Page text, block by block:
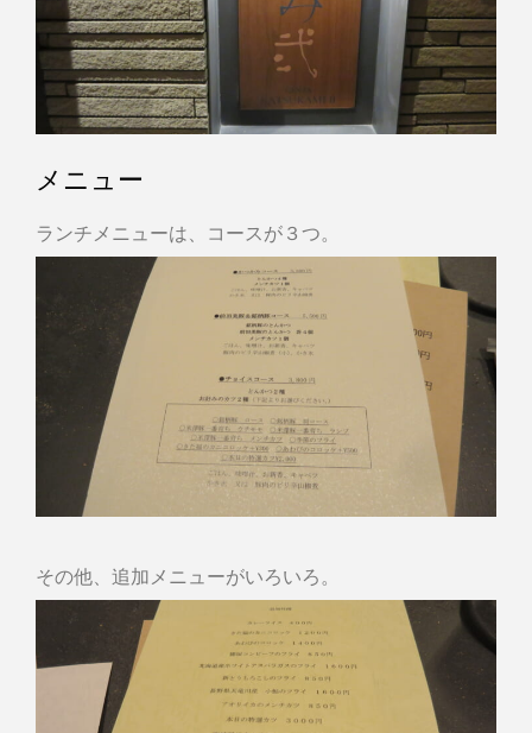
メニュー
ランチメニューは、コースが３つ。
その他、追加メニューがいろいろ。